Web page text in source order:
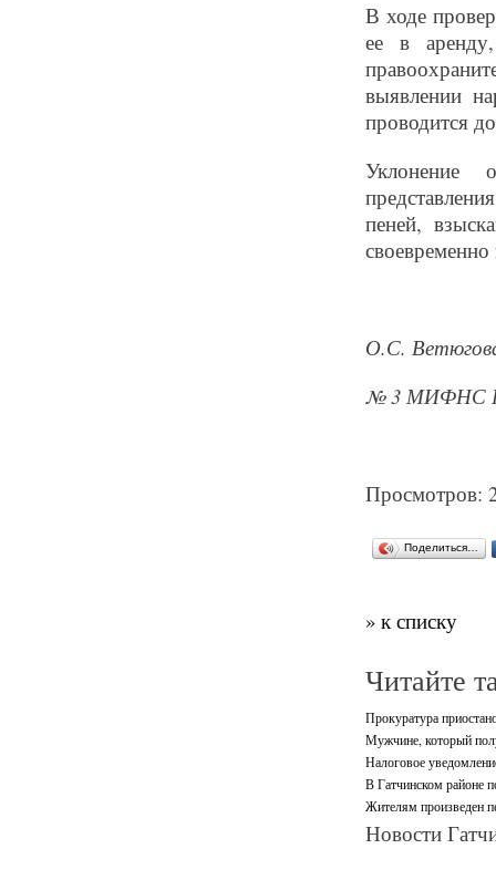
В ходе
ее в
выявлении
проводится
Уклонение
пеней,
О.С.
№ 3 МИФНС
Просмотров:
Поделиться…
» к списку
Читайте
Прокуратура
Мужчине, который
Налоговое
В Гатчинском районе
Жителям произведен
Новости